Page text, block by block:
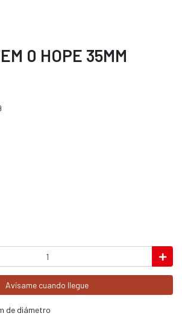
0 HOPE 35MM
Avísame cuando llegue
de diámetro